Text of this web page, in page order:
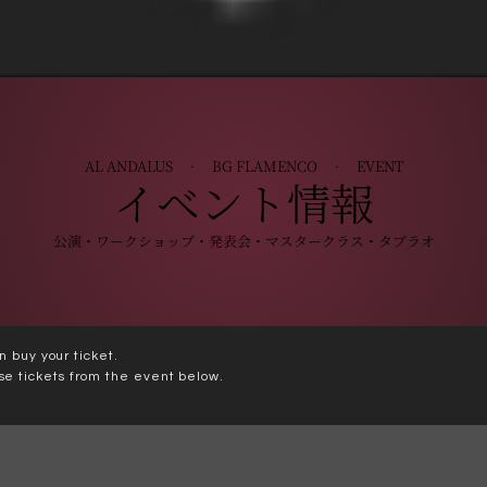
AL ANDALUS · BG FLAMENCO · EVENT
イベント情報
公演・ワークショップ・発表会・マスタークラス・タブラオ
buy your ticket.
tickets from the event below.